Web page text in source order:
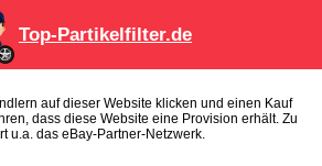
Top-Partikelfilter.de
auf dieser Website klicken und einen Kauf
dass diese Website eine Provision erhält. Zu
u.a. das eBay-Partner-Netzwerk.